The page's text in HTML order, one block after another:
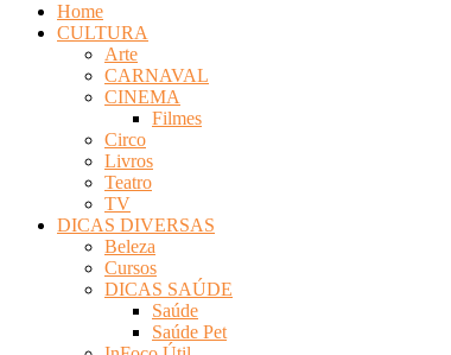
Home
CULTURA
Arte
CARNAVAL
CINEMA
Filmes
Circo
Livros
Teatro
TV
DICAS DIVERSAS
Beleza
Cursos
DICAS SAÚDE
Saúde
Saúde Pet